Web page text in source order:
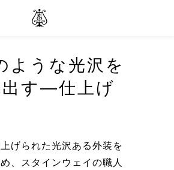
ような光沢を
す―仕上げ
げられた光沢ある外装を
、スタインウェイの職人